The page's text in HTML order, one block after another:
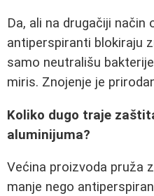
Da, ali na drugačiji
antiperspiranti blokiraju
samo neutrališu
miris. Znojenje je
Koliko dugo traje
aluminijuma?
Većina proizvoda pruža
manje nego